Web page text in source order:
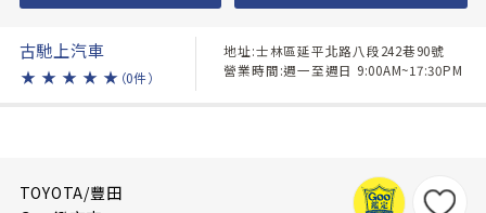
古馳上汽車
★ ★ ★ ★ ★ （0件）
地址:士林區延平北路八段242巷90號
營業時間:週一至週日 9:00AM~17:30PM
TOYOTA/豐田